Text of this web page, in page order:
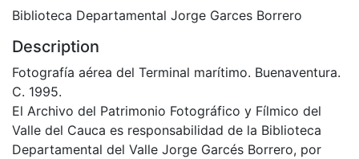
Biblioteca Departamental Jorge Garces Borrero
Description
Fotografía aérea del Terminal marítimo. Buenaventura.
C. 1995.
El Archivo del Patrimonio Fotográfico y Fílmico del
Valle del Cauca es responsabilidad de la Biblioteca
Departamental del Valle Jorge Garcés Borrero, por